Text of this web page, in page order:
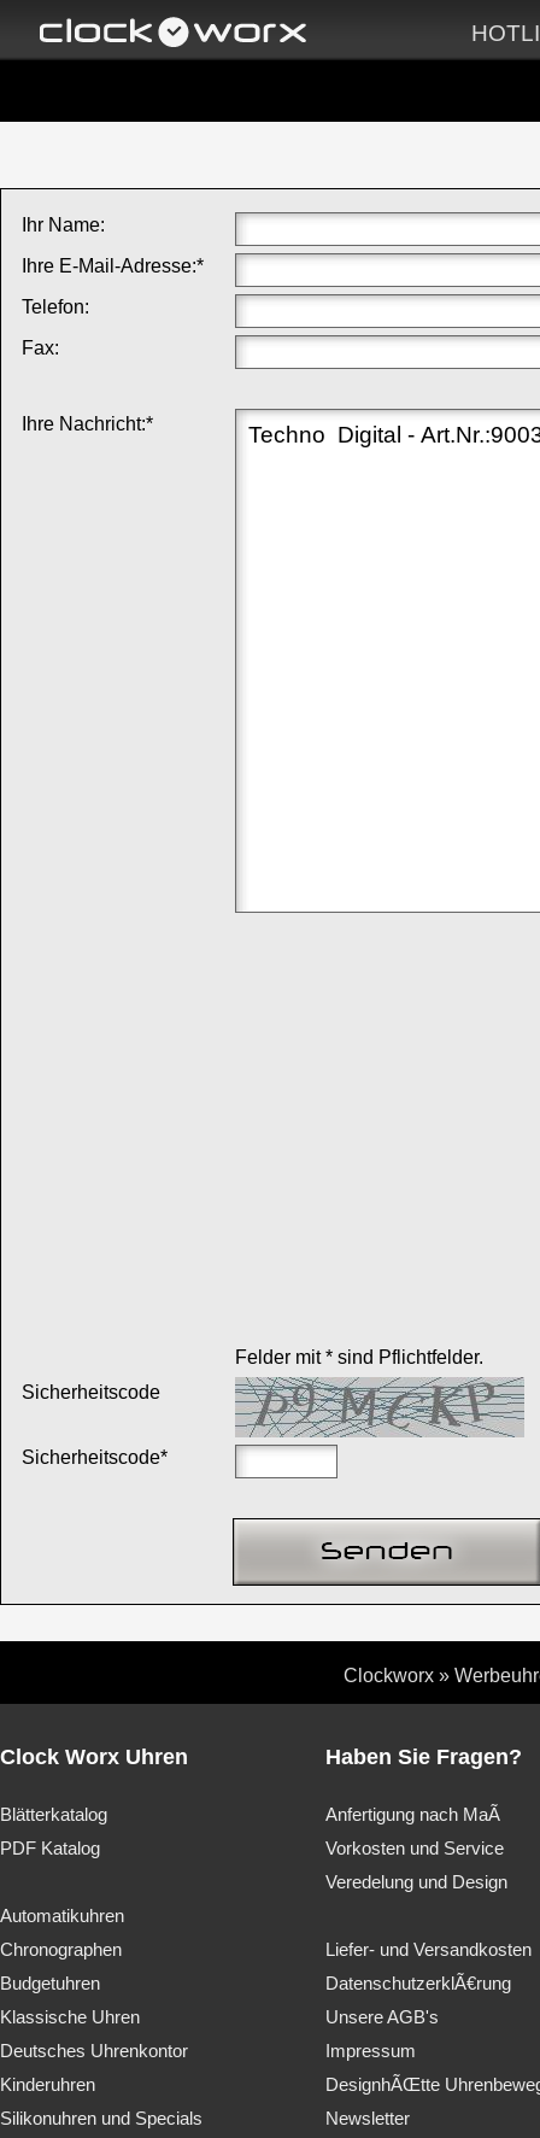
Ihr Name:
Ihre E-Mail-Adresse:*
Telefon:
Fax:
Ihre Nachricht:*
Felder mit * sind Pflichtfelder.
Sicherheitscode
Sicherheitscode*
Clockworx»
Clock Worx Uhren
Blätterkatalog
PDF Katalog
Automatikuhren
Chronographen
Budgetuhren
Klassische Uhren
Deutsches Uhrenkontor
Kinderuhren
Silikonuhren und Specials
Haben Sie Fragen?
Anfertigung nach MaÃ
Vorkosten und Service
Veredelung und Design
Liefer- und Versandkosten
DatenschutzerklÃ€rung
Unsere AGB's
Impressum
DesignhÃŒtte
Newsletter